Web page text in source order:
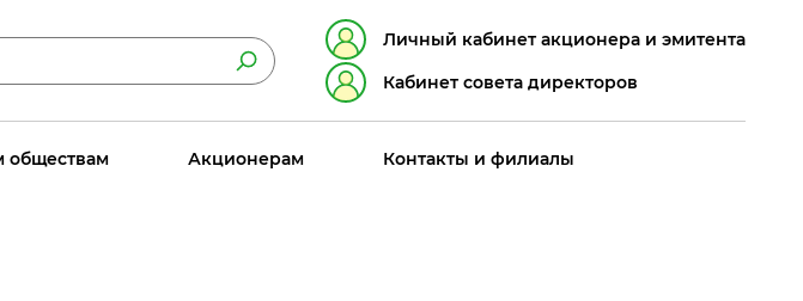
Личный кабинет акционера и эмитента
Кабинет совета директоров
Акционерам Контакты и филиалы